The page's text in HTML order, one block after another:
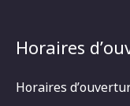
Horaires
Horaires